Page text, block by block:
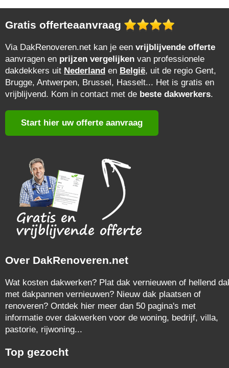
Gratis offerteaanvraag
Via DakRenoveren.net kan je een vrijblijvende offerte
aanvragen en prijzen vergelijken van professionele
dakdekkers uit Nederland en België, uit de regio Gent,
Brugge, Antwerpen, Brussel, Hasselt... Het is gratis en
vrijblijvend. Kom in contact met de beste dakwerkers.
Start hier uw offerte aanvraag
Over DakRenoveren.net
Wat kosten dakwerken? Plat dak vernieuwen of hellend
met dakpannen vernieuwen? Nieuw dak plaatsen of
renoveren? Ontdek hier meer dan 50 pagina's met
informatie over dakwerken voor de woning, bedrijf, villa,
pastorie, rijwoning...
Top gezocht